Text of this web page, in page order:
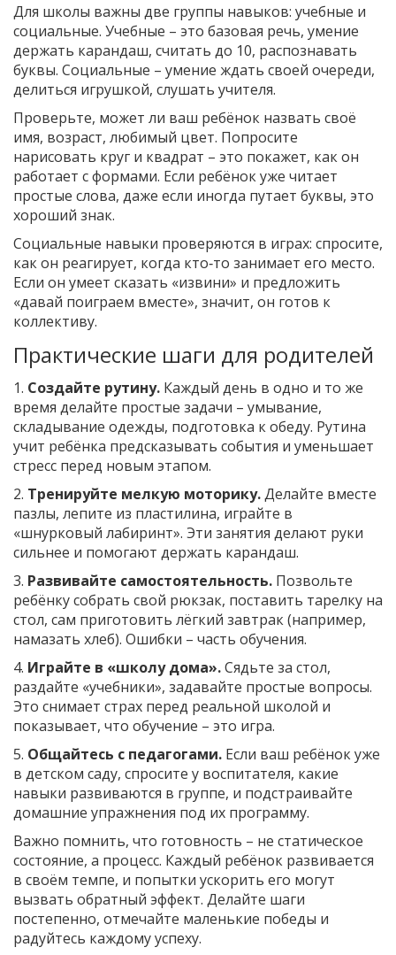
Для школы важны две группы навыков: учебные и
социальные. Учебные – это базовая речь, умение
держать карандаш, считать до 10, распознавать
буквы. Социальные – умение ждать своей очереди,
делиться игрушкой, слушать учителя.
Проверьте, может ли ваш ребёнок назвать своё
имя, возраст, любимый цвет. Попросите
нарисовать круг и квадрат – это покажет, как он
работает с формами. Если ребёнок уже читает
простые слова, даже если иногда путает буквы, это
хороший знак.
Социальные навыки проверяются в играх: спросите,
как он реагирует, когда кто‑то занимает его место.
Если он умеет сказать «извини» и предложить
«давай поиграем вместе», значит, он готов к
коллективу.
Практические шаги для родителей
1. Создайте рутину. Каждый день в одно и то же
время делайте простые задачи – умывание,
складывание одежды, подготовка к обеду. Рутина
учит ребёнка предсказывать события и уменьшает
стресс перед новым этапом.
2. Тренируйте мелкую моторику.Делайте вместе
пазлы, лепите из пластилина, играйте в
«шнурковый лабиринт». Эти занятия делают руки
сильнее и помогают держать карандаш.
3. Развивайте самостоятельность. Позвольте
ребёнку собрать свой рюкзак, поставить тарелку на
стол, сам приготовить лёгкий завтрак (например,
намазать хлеб). Ошибки – часть обучения.
4. Играйте в «школу дома».Сядьте за стол,
раздайте «учебники», задавайте простые вопросы.
Это снимает страх перед реальной школой и
показывает, что обучение – это игра.
5. Общайтесь с педагогами. Если ваш ребёнок уже
в детском саду, спросите у воспитателя, какие
навыки развиваются в группе, и подстраивайте
домашние упражнения под их программу.
Важно помнить, что готовность – не статическое
состояние, а процесс. Каждый ребёнок развивается
в своём темпе, и попытки ускорить его могут
вызвать обратный эффект. Делайте шаги
постепенно, отмечайте маленькие победы и
радуйтесь каждому успеху.